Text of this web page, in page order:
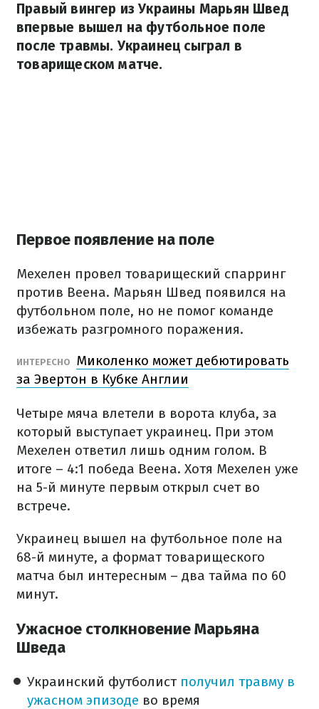
Правый вингер из Украины Марьян Швед
впервые вышел на футбольное поле
после травмы. Украинец сыграл в
товарищеском матче.
Первое появление на поле
Мехелен провел товарищеский спарринг
против Веена. Марьян Швед появился на
футбольном поле, но не помог команде
избежать разгромного поражения.
ИНТЕРЕСНО
Миколенко может дебютировать
за Эвертон в Кубке Англии
Четыре мяча влетели в ворота клуба, за
который выступает украинец. При этом
Мехелен ответил лишь одним голом. В
итоге – 4:1 победа Веена. Хотя Мехелен уже
на 5-й минуте первым открыл счет во
встрече.
Украинец вышел на футбольное поле на
68-й минуте, а формат товарищеского
матча был интересным – два тайма по 60
минут.
Ужасное столкновение Марьяна
Шведа
Украинский футболист получил травму в
ужасном эпизоде во время